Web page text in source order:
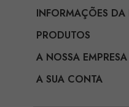
INFORMAÇÕES DA
PRODUTOS
A NOSSA EMPRESA
A SUA CONTA